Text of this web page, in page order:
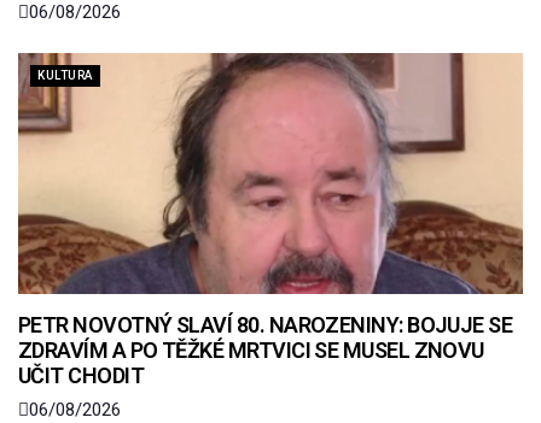
06/08/2026
KULTURA
PETR NOVOTNÝ SLAVÍ 80. NAROZENINY: BOJUJE SE
ZDRAVÍM A PO TĚŽKÉ MRTVICI SE MUSEL ZNOVU
UČIT CHODIT
06/08/2026